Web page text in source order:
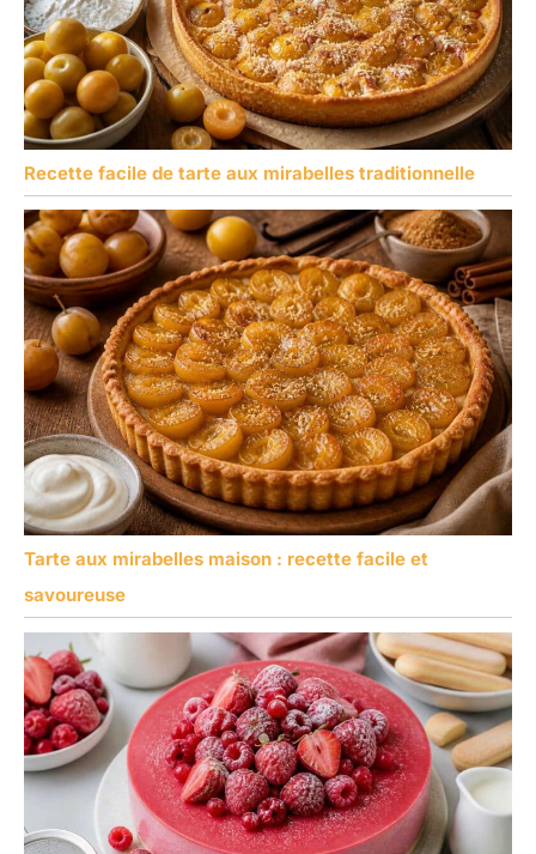
Recette facile de tarte aux mirabelles traditionnelle
Tarte aux mirabelles maison : recette facile et
savoureuse